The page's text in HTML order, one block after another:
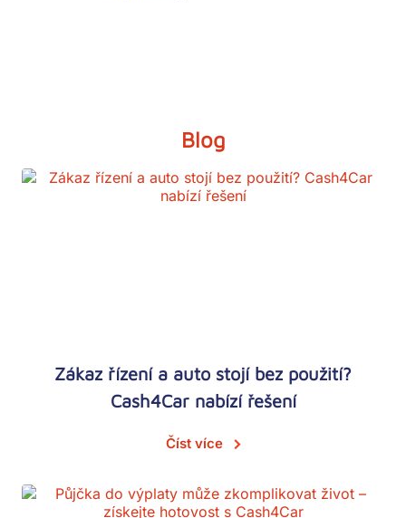
Blog
Zákaz řízení a auto stojí bez použití?
Cash4Car nabízí řešení
Číst více